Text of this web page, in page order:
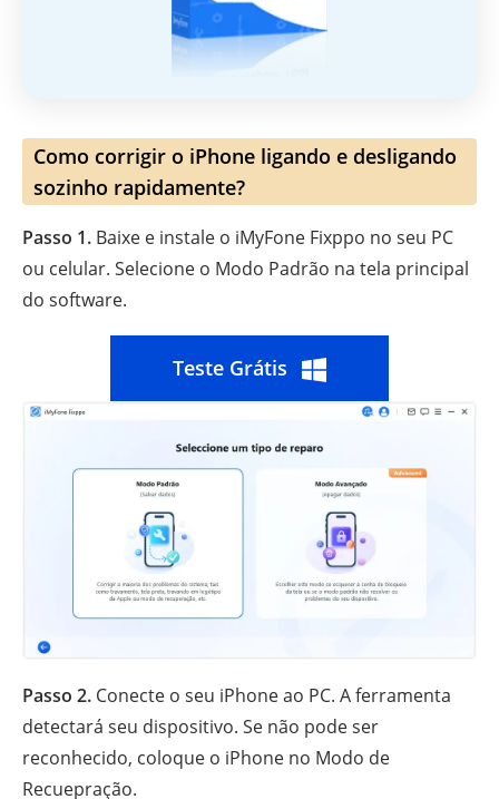
Como corrigir o iPhone ligando e desligando
sozinho rapidamente?
Passo 1. Baixe e instale o iMyFone Fixppo no seu PC
ou celular. Selecione o Modo Padrão na tela principal
do software.
Teste Grátis
Passo 2. Conecte o seu iPhone ao PC. A ferramenta
detectará seu dispositivo. Se não pode ser
reconhecido, coloque o iPhone no Modo de
Recuepração.